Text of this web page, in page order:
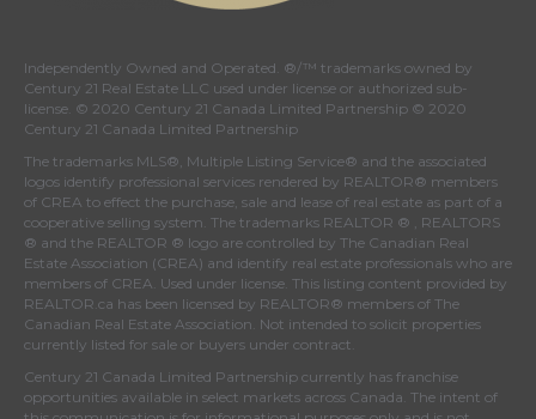
Independently Owned and Operated. ®/™ trademarks owned by
Century 21 Real Estate LLC used under license or authorized sub-
license. © 2020 Century 21 Canada Limited Partnership © 2020
Century 21 Canada Limited Partnership
The trademarks MLS®, Multiple Listing Service® and the associated
logos identify professional services rendered by REALTOR® members
of CREA to effect the purchase, sale and lease of real estate as part of a
cooperative selling system. The trademarks REALTOR ® , REALTORS
® and the REALTOR ® logo are controlled by The Canadian Real
Estate Association (CREA) and identify real estate professionals who are
members of CREA . Used under license. This listing content provided by
REALTOR.ca has been licensed by REALTOR® members of The
Canadian Real Estate Association . Not intended to solicit properties
currently listed for sale or buyers under contract.
Century 21 Canada Limited Partnership currently has franchise
opportunities available in select markets across Canada. The intent of